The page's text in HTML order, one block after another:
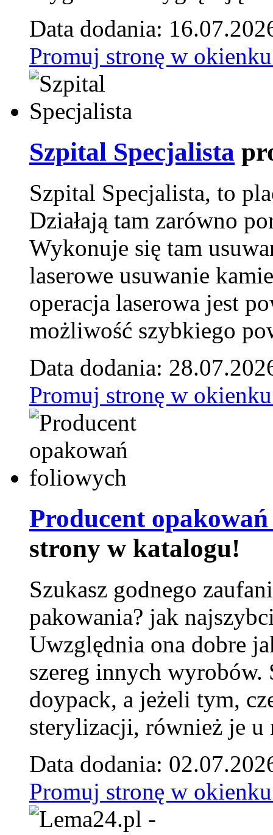
Data dodania:
Promuj stronę w
Szpital Specjalista
Szpital Specjalista, to
Działają tam zarówno
Wykonuje się tam
laserowe usuwanie
operacja laserowa jest
możliwość szybkiego
Data dodania:
Promuj stronę w
Producent
strony w katalogu!
Szukasz godnego
pakowania? jak
Uwzględnia ona dobre
szereg innych
doypack, a jeżeli tym,
sterylizacji, również je u
Data dodania:
Promuj stronę w